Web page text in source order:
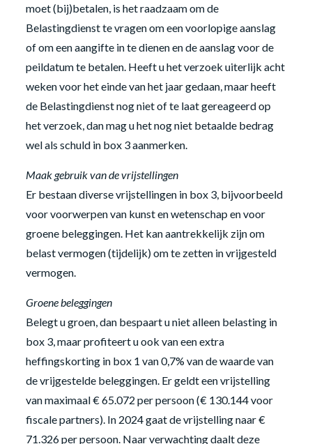
moet (bij)betalen, is het raadzaam om de
Belastingdienst te vragen om een voorlopige aanslag
of om een aangifte in te dienen en de aanslag voor de
peildatum te betalen. Heeft u het verzoek uiterlijk acht
weken voor het einde van het jaar gedaan, maar heeft
de Belastingdienst nog niet of te laat gereageerd op
het verzoek, dan mag u het nog niet betaalde bedrag
wel als schuld in box 3 aanmerken.
Maak gebruik van de vrijstellingen
Er bestaan diverse vrijstellingen in box 3, bijvoorbeeld
voor voorwerpen van kunst en wetenschap en voor
groene beleggingen. Het kan aantrekkelijk zijn om
belast vermogen (tijdelijk) om te zetten in vrijgesteld
vermogen.
Groene beleggingen
Belegt u groen, dan bespaart u niet alleen belasting in
box 3, maar profiteert u ook van een extra
heffingskorting in box 1 van 0,7% van de waarde van
de vrijgestelde beleggingen. Er geldt een vrijstelling
van maximaal € 65.072 per persoon (€ 130.144 voor
fiscale partners). In 2024 gaat de vrijstelling naar €
71.326 per persoon. Naar verwachting daalt deze